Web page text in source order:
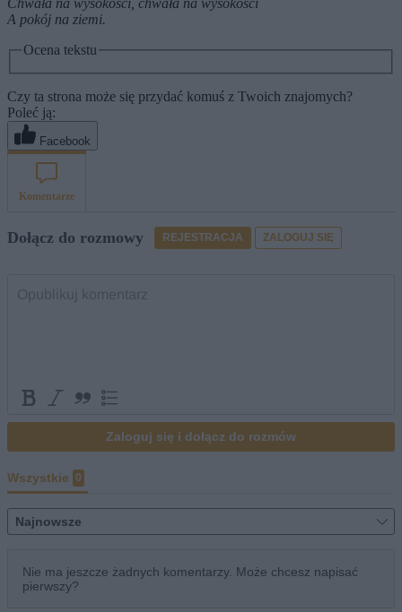
Chwała na wysokości, chwała na wysokości
A pokój na ziemi.
Ocena tekstu
Czy ta strona może się przydać komuś z Twoich znajomych?
Poleć ją:
Facebook